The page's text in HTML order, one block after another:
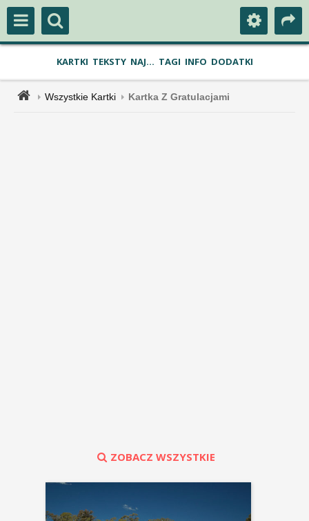
KARTKI TEKSTY NAJ... TAGI INFO DODATKI
Wszystkie Kartki Kartka Z Gratulacjami
ZOBACZ WSZYSTKIE